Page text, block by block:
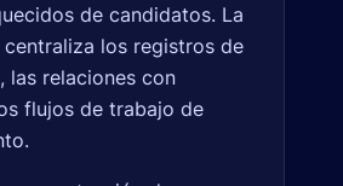
de candidatos. La
los registros de
las relaciones con
flujos de trabajo de